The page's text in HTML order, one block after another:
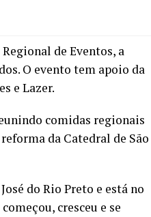
de Eventos, a
O evento tem apoio da
e Lazer.
comidas regionais
da Catedral de São
do Rio Preto e está no
cresceu e se